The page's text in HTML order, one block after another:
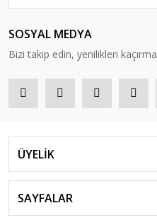
SOSYAL MEDYA
Bizi takip edin, yenilikleri
ÜYELİK
SAYFALAR